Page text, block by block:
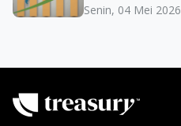
Senin, 04 Mei 2026